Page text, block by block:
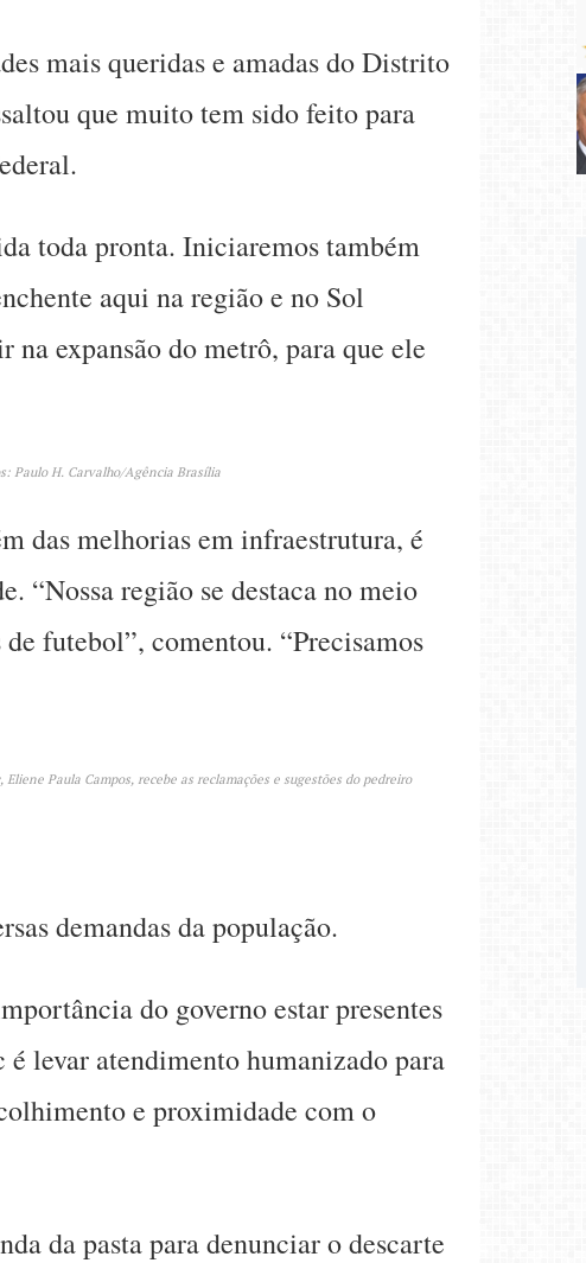
mais queridas e amadas do Distrito
que muito tem sido feito para
toda pronta. Iniciaremos também
aqui na região e no Sol
expansão do metrô, para que ele
Paulo H. Carvalho/Agência Brasília
das melhorias em infraestrutura, é
“Nossa região se destaca no meio
futebol”, comentou. “Precisamos
Eliene Paula Campos, recebe as reclamações e sugestões do pedreiro
demandas da população.
do governo estar presentes
levar atendimento humanizado para
e proximidade com o
da pasta para denunciar o descarte